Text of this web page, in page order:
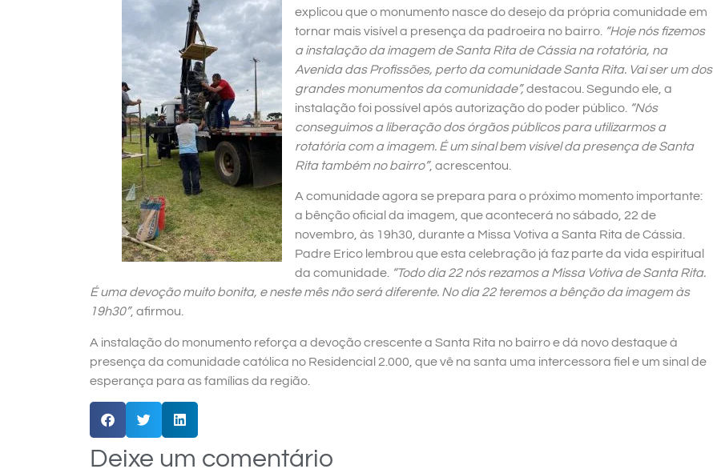
explicou que o monumento nasce do desejo da própria comunidade em
tornar mais visível a presença da padroeira no bairro. “Hoje nós fizemos
a instalação da imagem de Santa Rita de Cássia na rotatória, na
Avenida das Profissões, perto da comunidade Santa Rita. Vai ser um dos
grandes monumentos da comunidade”,destacou. Segundo ele, a
instalação foi possível após autorização do poder público. “Nós
conseguimos a liberação dos órgãos públicos para utilizarmos a
rotatória com a imagem. É um sinal bem visível da presença de Santa
Rita também no bairro”, acrescentou.
A comunidade agora se prepara para o próximo momento importante:
a bênção oficial da imagem, que acontecerá no sábado, 22 de
novembro, às 19h30, durante a Missa Votiva a Santa Rita de Cássia.
Padre Erico lembrou que esta celebração já faz parte da vida espiritual
da comunidade. “Todo dia 22 nós rezamos a Missa Votiva de Santa Rita.
É uma devoção muito bonita, e neste mês não será diferente. No dia 22 teremos a bênção da imagem às
19h30”, afirmou.
A instalação do monumento reforça a devoção crescente a Santa Rita no bairro e dá novo destaque à
presença da comunidade católica no Residencial 2.000, que vê na santa uma intercessora fiel e um sinal de
esperança para as famílias da região.
Deixe um comentário